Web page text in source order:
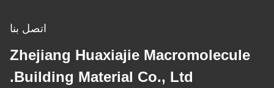
اتصل بنا
Zhejiang Huaxiajie Macromolecule
Building Material Co., Ltd.